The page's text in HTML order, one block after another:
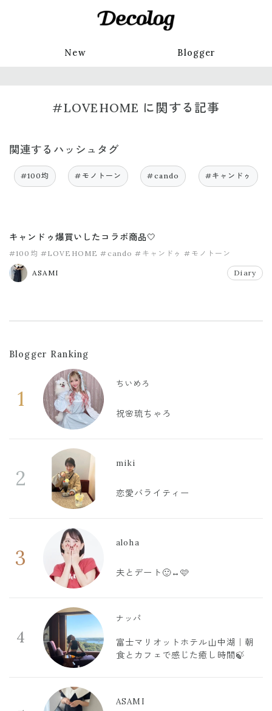
New Blogger
#LOVEHOME に関する記事
関連するハッシュタグ
#100均 #モノトーン #cando #キャンドゥ
キャンドゥ爆買いしたコラボ商品🤍
#100均 #LOVEHOME #cando #キャンドゥ #モノトーン
ASAMI Diary
Blogger Ranking
1
ちいめろ
祝🌸琉ちゃろ
2
miki
恋愛バライティー
3
aloha
夫とデート🙂‍↔️🩷
4
ナッパ
富士マリオットホテル山中湖｜朝
食とカフェで感じた癒し時間🍃
ASAMI